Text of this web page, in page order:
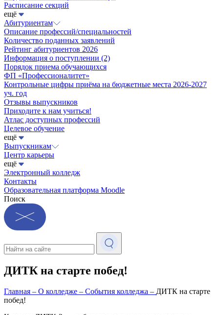
Расписание секций
ещё
Абитуриентам
Описание профессий/специальностей
Количество поданных заявлений
Рейтинг абитуриентов 2026
Информация о поступлении (2)
Порядок приема обучающихся
ФП «Профессионалитет»
Контрольные цифры приёма на бюджетные места 2026-2027
уч. год
Отзывы выпускников
Приходите к нам учиться!
Атлас доступных профессий
Целевое обучение
ещё
Выпускникам
Центр карьеры
ещё
Электронный колледж
Контакты
Образовательная платформа Moodle
Поиск
ДИТК на старте побед!
Главная – О колледже – События колледжа – ДИТК на старте
побед!